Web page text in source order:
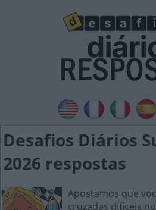
Desafios Diários
2026 respostas
Apostamos que
cruzadas difíceis